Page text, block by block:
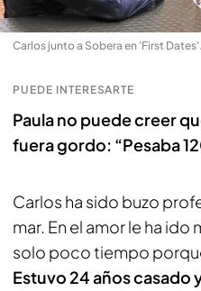
Carlos junto a Sobera en 'First Dates'.
PUEDE INTERESARTE
Paula no puede creer
fuera gordo: “Pesaba
Carlos ha sido buzo
mar. En el amor le ha ido
solo poco tiempo
Estuvo 24 años casado